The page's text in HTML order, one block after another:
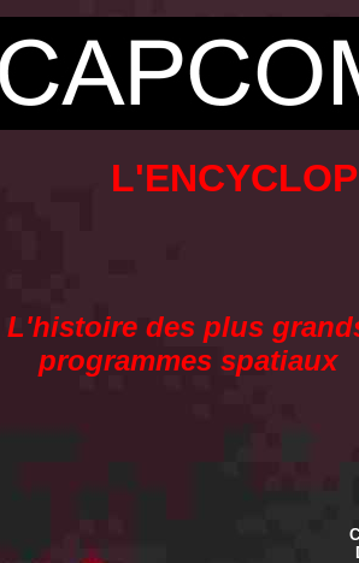
L'histoire des plus
programmes spatiaux